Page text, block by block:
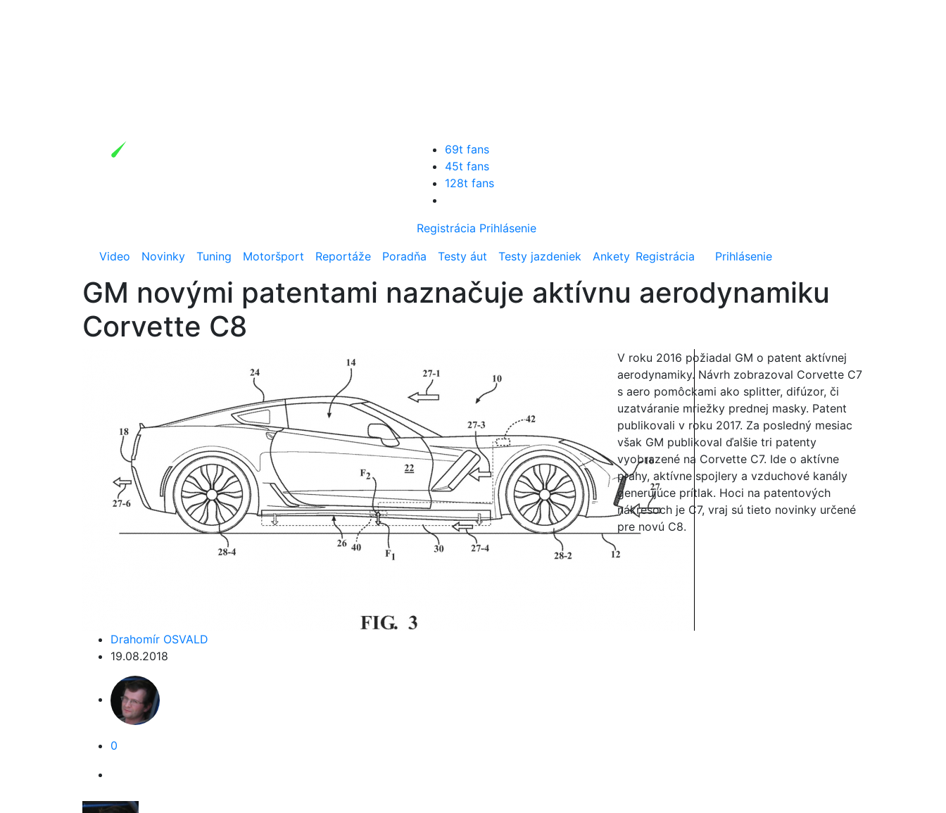
69t fans
45t fans
128t fans
Registrácia Prihlásenie
Video
Novinky Tuning Motoršport Reportáže Poradňa Testy áut Testy jazdeniek Ankety Registrácia Prihlásenie
GM novými patentami naznačuje aktívnu aerodynamiku
Corvette C8
Drahomír OSVALD
19.08.2018
0
V roku 2016 požiadal GM o patent aktívnej
aerodynamiky. Návrh zobrazoval Corvette C7
s aero pomôckami ako splitter, difúzor, či
uzatváranie mriežky prednej masky. Patent
publikovali v roku 2017. Za posledný mesiac
však GM publikoval ďalšie tri patenty
vyobrazené na Corvette C7. Ide o aktívne
prahy, aktívne spojlery a vzduchové kanály
generujúce prítlak. Hoci na patentových
nákresoch je C7, vraj sú tieto novinky určené
pre novú C8.